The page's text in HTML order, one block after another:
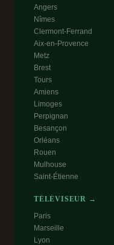
Angers
Nîmes
Clermont-Ferrand
Aix-en-Provence
Metz
Brest
Tours
Amiens
Limoges
Perpignan
Besançon
Orléans
Rouen
Mulhouse
Saint-Étienne
TÉLÉVISEUR →
Paris
Marseille
Lyon